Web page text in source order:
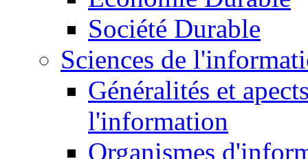
Société Durable
Sciences de
Généralités et
l'information
Organismes